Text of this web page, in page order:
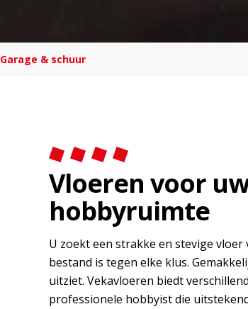
Garage & schuur
Vloeren voor
hobbyruimte
U zoekt een strakke en stevige
bestand is tegen elke klus.
uitziet. Vekavloeren biedt
professionele hobbyist die